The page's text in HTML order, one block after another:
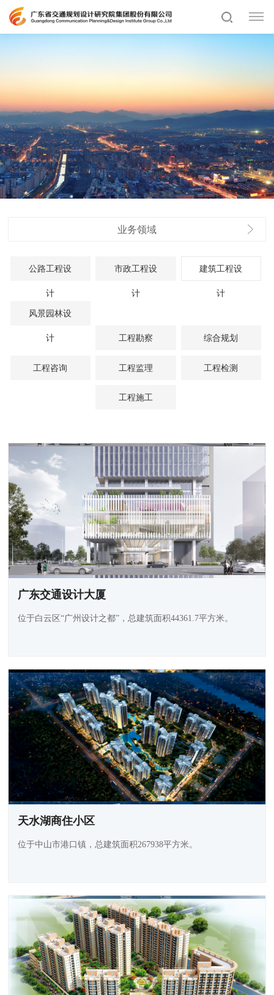
业务领域
公路工程设
计
市政工程设
计
建筑工程设
计
风景园林设
计 工程勘察 综合规划
工程咨询 工程监理 工程检测
工程施工
广东交通设计大厦
位于白云区“广州设计之都”，总建筑面积44361.7平方米。
天水湖商住小区
位于中山市港口镇，总建筑面积267938平方米。